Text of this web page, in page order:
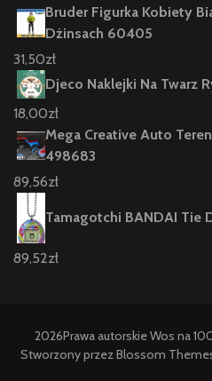
Bruder Figurka Kobiety
Dżinsach 60405
31,50zł
Djeco Naklejki Na Twarz
18,00zł
Mega Creative Auto
498683
89,56zł
Tamagotchi BANDAI Tie
89,52zł
2026Prawa autorskieWos na
Stworzony przezBlossom